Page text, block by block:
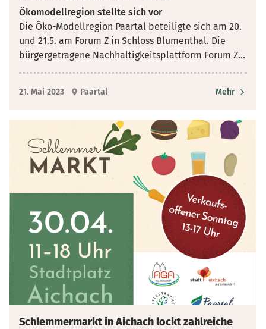
Ökomodellregion stellte sich vor
Die Öko-Modellregion Paartal beteiligte sich am 20.
und 21.5. am Forum Z in Schloss Blumenthal. Die
bürgergetragene Nachhaltigkeitsplattform Forum Z...
21. Mai 2023 Paartal Mehr
Schlemmermarkt in Aichach lockt zahlreiche